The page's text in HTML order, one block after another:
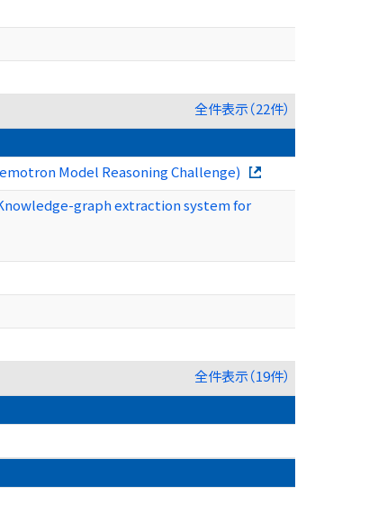
全件表示（22件）
Model Reasoning Challenge)
graph extraction system for
全件表示（19件）